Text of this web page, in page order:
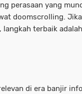
perasaan yang
doomscrolling.
terbaik
di era banjir